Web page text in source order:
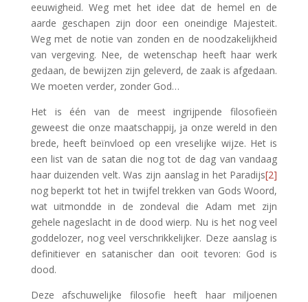
eeuwigheid. Weg met het idee dat de hemel en de
aarde geschapen zijn door een oneindige Majesteit.
Weg met de notie van zonden en de noodzakelijkheid
van vergeving. Nee, de wetenschap heeft haar werk
gedaan, de bewijzen zijn geleverd, de zaak is afgedaan.
We moeten verder, zonder God…
Het is één van de meest ingrijpende filosofieën
geweest die onze maatschappij, ja onze wereld in den
brede, heeft beïnvloed op een vreselijke wijze. Het is
een list van de satan die nog tot de dag van vandaag
haar duizenden velt. Was zijn aanslag in het Paradijs[2]
nog beperkt tot het in twijfel trekken van Gods Woord,
wat uitmondde in de zondeval die Adam met zijn
gehele nageslacht in de dood wierp. Nu is het nog veel
goddelozer, nog veel verschrikkelijker. Deze aanslag is
definitiever en satanischer dan ooit tevoren: God is
dood.
Deze afschuwelijke filosofie heeft haar miljoenen